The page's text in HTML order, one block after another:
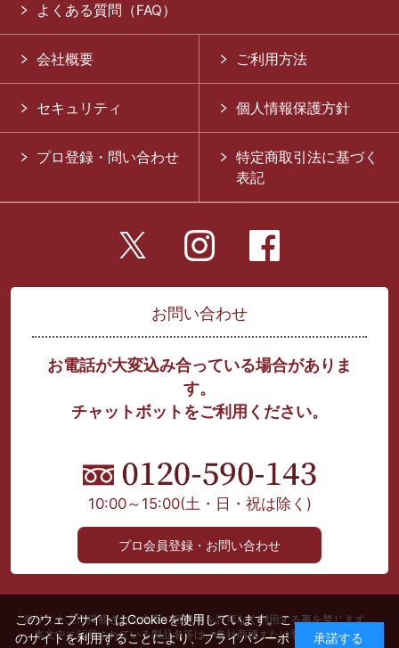
よくある質問（FAQ）
会社概要 ご利用方法
セキュリティ 個人情報保護方針
プロ登録・問い合わせ
特定商取引法に基づく
表記
お問い合わせ
お電話が大変込み合っている場合がありま
す。
チャットボットをご利用ください。
10:00～15:00(土・日・祝は除く)
プロ会員登録・お問い合わせ
当サイト上に掲載された文章、画像等を許可なく利用する事を禁じます。
本文中に記載されている製品名等は、各社商標または登録商標です。
このウェブサイトはCookieを使用しています。こ
のサイトを利用することにより、プライバシーポ 承諾する